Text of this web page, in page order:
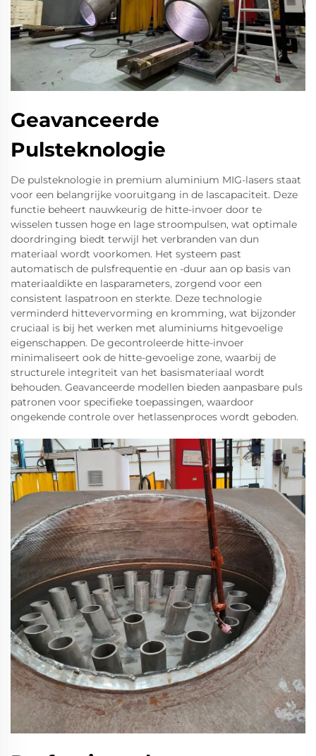
Geavanceerde
Pulsteknologie
De pulsteknologie in premium aluminium MIG-lasers staat
voor een belangrijke vooruitgang in de lascapaciteit. Deze
functie beheert nauwkeurig de hitte-invoer door te
wisselen tussen hoge en lage stroompulsen, wat optimale
doordringing biedt terwijl het verbranden van dun
materiaal wordt voorkomen. Het systeem past
automatisch de pulsfrequentie en -duur aan op basis van
materiaaldikte en lasparameters, zorgend voor een
consistent laspatroon en sterkte. Deze technologie
verminderd hittevervorming en kromming, wat bijzonder
cruciaal is bij het werken met aluminiums hitgevoelige
eigenschappen. De gecontroleerde hitte-invoer
minimaliseert ook de hitte-gevoelige zone, waarbij de
structurele integriteit van het basismateriaal wordt
behouden. Geavanceerde modellen bieden aanpasbare puls
patronen voor specifieke toepassingen, waardoor
ongekende controle over hetlassenproces wordt geboden.